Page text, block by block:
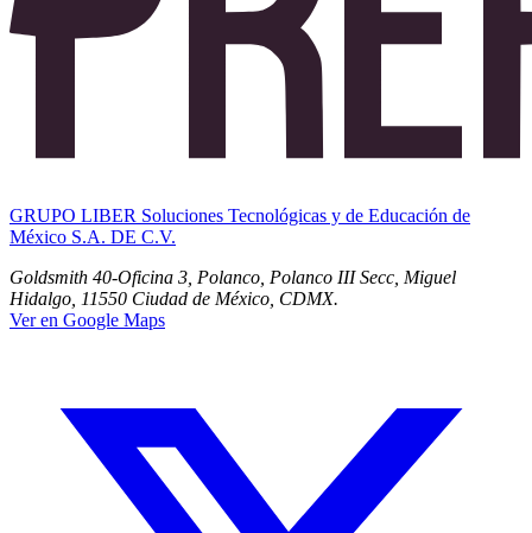
GRUPO LIBER Soluciones Tecnológicas y de Educación de
México S.A. DE C.V.
Goldsmith 40-Oficina 3, Polanco, Polanco III Secc, Miguel
Hidalgo, 11550 Ciudad de México, CDMX.
Ver en Google Maps